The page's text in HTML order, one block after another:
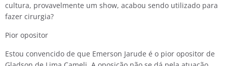
cultura, provavelmente um show, acabou sendo utilizado para
fazer cirurgia?
Pior opositor
Estou convencido de que Emerson Jarude é o pior opositor de